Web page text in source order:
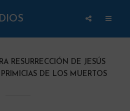
RESURRECCIÓN DE JESÚS
DE LOS MUERTOS